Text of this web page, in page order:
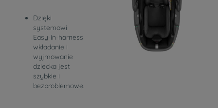
Dzięki
systemowi
Easy-in-harness
wkładanie i
wyjmowanie
dziecka jest
szybkie i
bezproblemowe.